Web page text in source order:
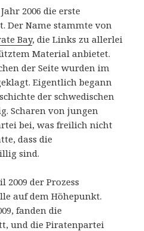
2006 die erste
Der Name stammte von
Bay, die Links zu allerlei
Material anbietet.
der Seite wurden im
Eigentlich begann
der schwedischen
Scharen von jungen
bei, was freilich nicht
dass die
sind.
2009 der Prozess
auf dem Höhepunkt.
fanden die
und die Piratenpartei